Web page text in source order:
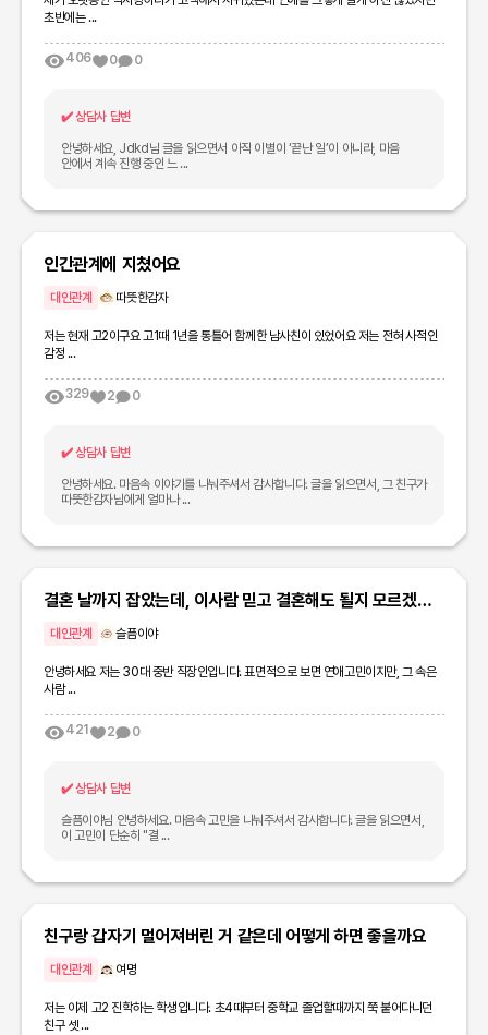
초반에는 ...
406 0 0
✔️상담사 답변
안녕하세요, Jdkd님 글을 읽으면서 아직 이별이 ‘끝난 일’이 아니라, 마음
안에서 계속 진행 중인 느 ...
인간관계에 지쳤어요
대인관계 따뜻한감자
저는 현재 고2이구요 고1때 1년을 통틀어 함께한 남사친이 있었어요 저는 전혀 사적인
감정 ...
329 2 0
✔️상담사 답변
안녕하세요. 마음속 이야기를 나눠주셔서 감사합니다. 글을 읽으면서, 그 친구가
따뜻한감자님에게 얼마나 ...
결혼 날까지 잡았는데, 이사람 믿고 결혼해도 될지 모르겠어
대인관계 슬픔이야
안녕하세요 저는 30대 중반 직장인입니다. 표면적으로 보면 연애고민이지만, 그 속은
사람 ...
421 2 0
✔️상담사 답변
슬픔이야님 안녕하세요. 마음속 고민을 나눠주셔서 감사합니다. 글을 읽으면서,
이 고민이 단순히 "결 ...
친구랑 갑자기 멀어져버린 거 같은데 어떻게 하면 좋을까요
대인관계 여명
저는 이제 고2 진학하는 학생입니다. 초4때부터 중학교 졸업할때까지 쭉 붙어다니던
친구 셋 ...